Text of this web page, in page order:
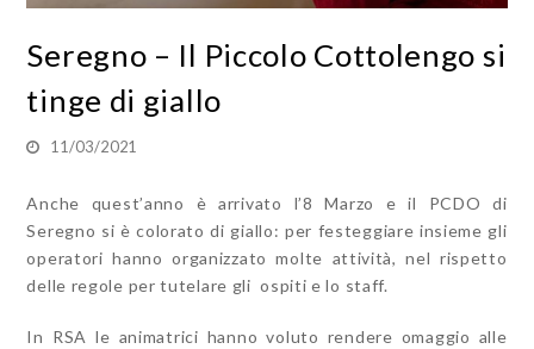
Seregno – Il Piccolo Cottolengo si
tinge di giallo
11/03/2021
Anche quest’anno è arrivato l’8 Marzo e il PCDO di
Seregno si è colorato di giallo: per festeggiare insieme gli
operatori hanno organizzato molte attività, nel rispetto
delle regole per tutelare gli ospiti e lo staff.
In RSA le animatrici hanno voluto rendere omaggio alle